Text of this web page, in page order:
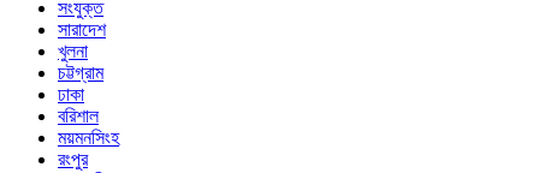
সংযুক্ত
সারাদেশ
খুলনা
চট্টগ্রাম
ঢাকা
বরিশাল
ময়মনসিংহ
রংপুর